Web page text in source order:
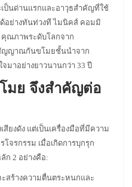
ป็นด่านแรกและอาวุธสำคัญที่ใช้
อย่างทันท่วงที ไมนิคส์ คอมมิ
คุณภาพระดับโลกจาก
ญญาณกันขโมยชั้นนำจาก
มาอย่างยาวนานกว่า 33 ปี
มย จึงสำคัญต่อ
สียงดัง แต่เป็นเครื่องมือที่มีความ
จรกรรม เมื่อเกิดการบุกรุก
ก 2 อย่างคือ:
ะสร้างความตื่นตระหนกและ